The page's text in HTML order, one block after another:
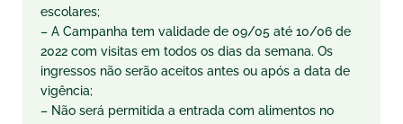
escolares;
– A Campanha tem validade de 09/05 até 10/06 de
2022 com visitas em todos os dias da semana. Os
ingressos não serão aceitos antes ou após a data de
vigência;
– Não será permitida a entrada com alimentos no